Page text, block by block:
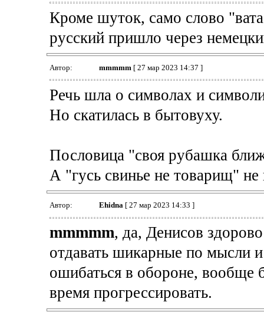
Кроме шуток, само слово
русский пришло через
Автор: mmmmm [ 27 мар 2023 14:37 ]
Речь шла о символах и
Но скатилась в бытовуху.
Пословица "своя рубашка
А "гусь свинье не товарищ" не
Автор: Ehidna[ 27 мар 2023 14:33 ]
mmmmm, да, Денисов
отдавать шикарные по мысли
ошибаться в обороне, вообще
время прогрессировать.